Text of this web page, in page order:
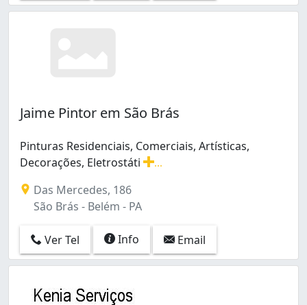
Jaime Pintor em São Brás
Pinturas Residenciais, Comerciais, Artísticas,
Decorações, Eletrostáti
Das Mercedes, 186
São Brás - Belém - PA
Ver Tel Info Email